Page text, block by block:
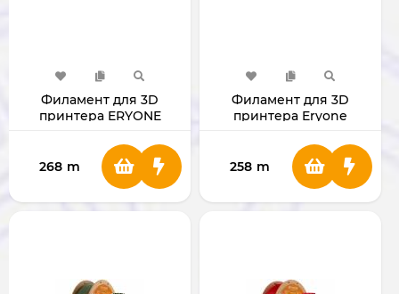
Филамент для 3D
принтера ERYONE
Plus Dark Brown
268 m
Филамент для 3D
принтера Eryone
258 m